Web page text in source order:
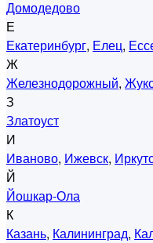
Домодедово
Е
Екатеринбург, Елец,
Ж
Железнодорожный,
З
Златоуст
И
Иваново, Ижевск,
Й
Йошкар-Ола
К
Казань, Калининград,